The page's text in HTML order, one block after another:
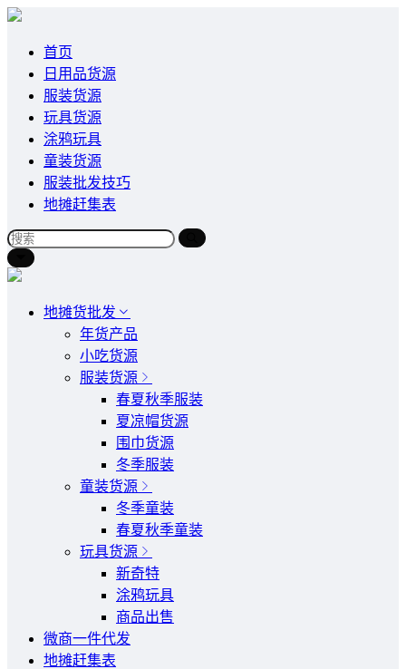
首页
日用品货源
服装货源
玩具货源
涂鸦玩具
童装货源
服装批发技巧
地摊赶集表
地摊货批发
年货产品
小吃货源
服装货源
春夏秋季服装
夏凉帽货源
围巾货源
冬季服装
童装货源
冬季童装
春夏秋季童装
玩具货源
新奇特
涂鸦玩具
商品出售
微商一件代发
地摊赶集表